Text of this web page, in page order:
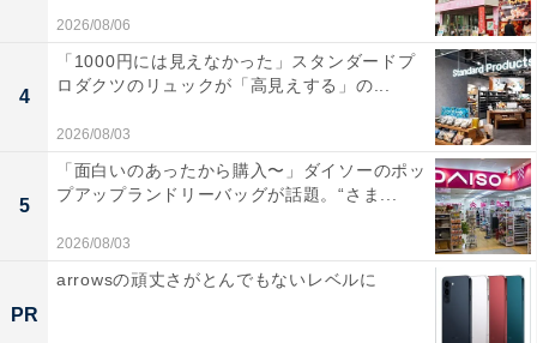
2026/08/06
4
「1000円には見えなかった」スタンダードプ
ロダクツのリュックが「高見えする」の...
2026/08/03
5
「面白いのあったから購入〜」ダイソーのポッ
プアップランドリーバッグが話題。“さま...
2026/08/03
PR
arrowsの頑丈さがとんでもないレベルに